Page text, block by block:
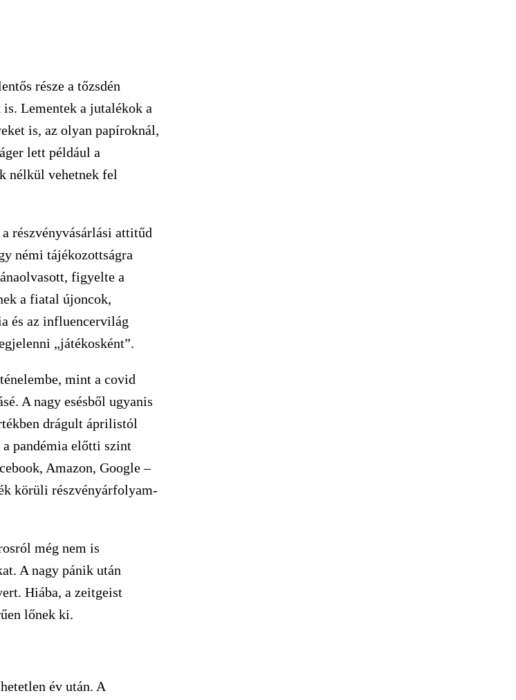
része a tőzsdén
Lementek a jutalékok a
is, az olyan papíroknál,
lett például a
nélkül vehetnek fel
részvényvásárlási attitűd
némi tájékozottságra
figyelte a
a fiatal újoncok,
és az influencervilág
„játékosként”.
mint a covid
A nagy esésből ugyanis
drágult áprilistól
pandémia előtti szint
Amazon, Google –
körüli részvényárfolyam-
még nem is
A nagy pánik után
Hiába, a zeitgeist
lőnek ki.
év után. A